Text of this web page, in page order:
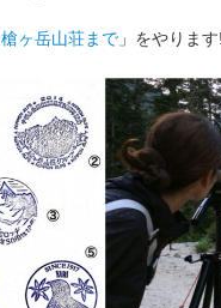
ヶ岳山荘まで」をやります